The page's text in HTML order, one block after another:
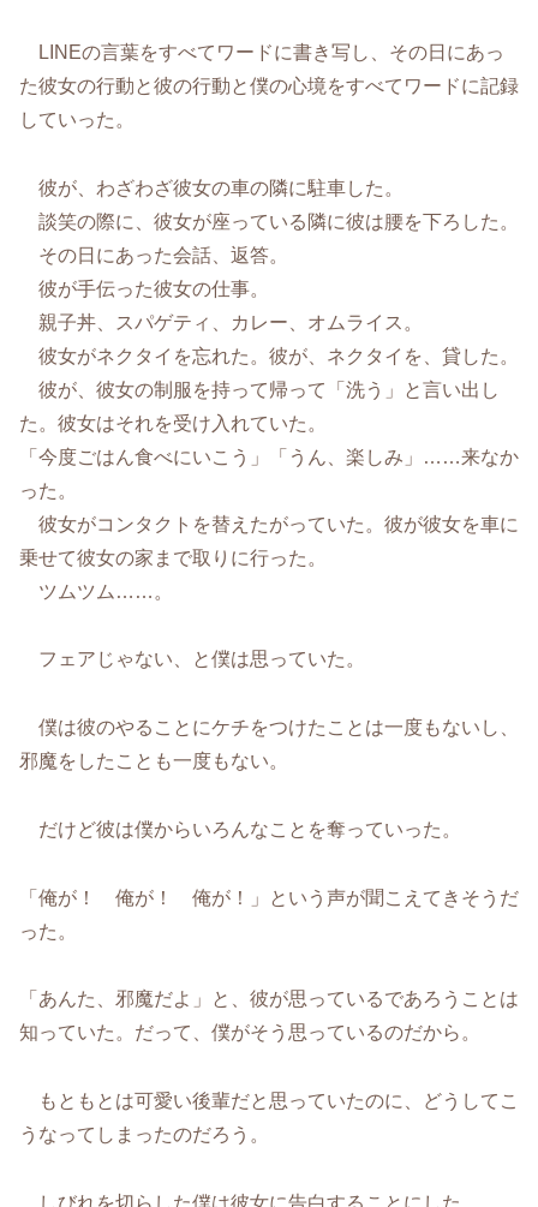
LINEの言葉をすべてワードに書き写し、その日にあっ
た彼女の行動と彼の行動と僕の心境をすべてワードに記録
していった。
彼が、わざわざ彼女の車の隣に駐車した。
談笑の際に、彼女が座っている隣に彼は腰を下ろした。
その日にあった会話、返答。
彼が手伝った彼女の仕事。
親子丼、スパゲティ、カレー、オムライス。
彼女がネクタイを忘れた。彼が、ネクタイを、貸した。
彼が、彼女の制服を持って帰って「洗う」と言い出し
た。彼女はそれを受け入れていた。
「今度ごはん食べにいこう」「うん、楽しみ」……来なか
った。
彼女がコンタクトを替えたがっていた。彼が彼女を車に
乗せて彼女の家まで取りに行った。
ツムツム……。
フェアじゃない、と僕は思っていた。
僕は彼のやることにケチをつけたことは一度もないし、
邪魔をしたことも一度もない。
だけど彼は僕からいろんなことを奪っていった。
「俺が！ 俺が！ 俺が！」という声が聞こえてきそうだ
った。
「あんた、邪魔だよ」と、彼が思っているであろうことは
知っていた。だって、僕がそう思っているのだから。
もともとは可愛い後輩だと思っていたのに、どうしてこ
うなってしまったのだろう。
しびれを切らした僕は彼女に告白することにした。